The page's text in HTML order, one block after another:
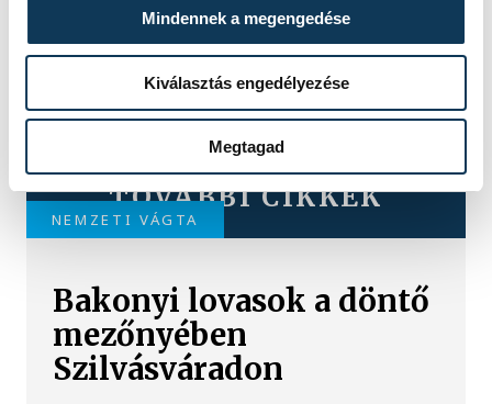
Mindennek a megengedése
Kiválasztás engedélyezése
Megtagad
TOVÁBBI CIKKEK
NEMZETI VÁGTA
Bakonyi lovasok a döntő
mezőnyében
Szilvásváradon